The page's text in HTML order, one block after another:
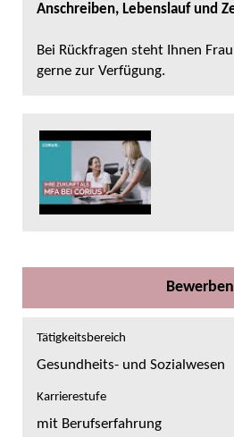
Anschreiben, Lebenslauf und
Bei Rückfragen steht Ihnen
gerne zur Verfügung.
Bewerben
Tätigkeitsbereich
Gesundheits- und Sozialwesen
Karrierestufe
mit Berufserfahrung